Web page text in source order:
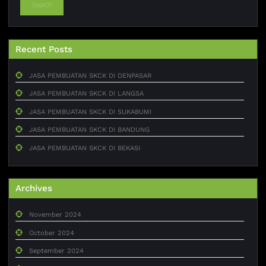
Search
Recent Posts
JASA PEMBUATAN SKCK DI DENPASAR
JASA PEMBUATAN SKCK DI LANGSA
JASA PEMBUATAN SKCK DI SUKABUMI
JASA PEMBUATAN SKCK DI BANDUNG
JASA PEMBUATAN SKCK DI BEKASI
Archives
November 2024
October 2024
September 2024